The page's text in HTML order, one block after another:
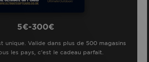
5€-300€
unique. Valide dans plus de 500 magasins
les pays, c'est le cadeau parfait.